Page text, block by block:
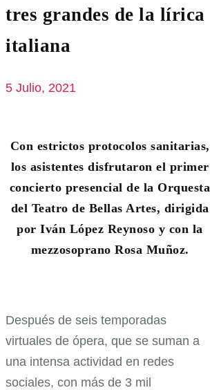
tres grandes de la lírica
italiana
5 Julio, 2021
Con estrictos protocolos sanitarias,
los asistentes disfrutaron el primer
concierto presencial de la Orquesta
del Teatro de Bellas Artes, dirigida
por Iván López Reynoso y con la
mezzosoprano Rosa Muñoz.
Después de seis temporadas
virtuales de ópera, que se suman a
una intensa actividad en redes
sociales, con más de 3 mil